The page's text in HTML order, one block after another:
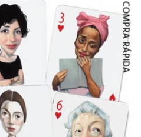
COMPRA RÁPIDA